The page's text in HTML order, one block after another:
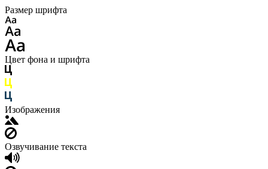
Размер шрифта
Цвет фона и шрифта
Изображения
Озвучивание текста